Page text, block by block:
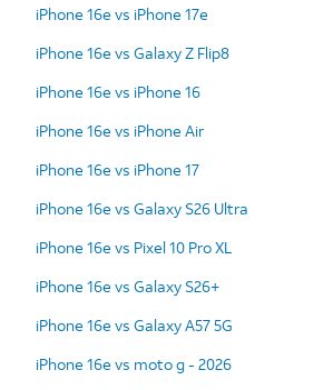
iPhone 16e vs iPhone 17e
iPhone 16e vs Galaxy Z Flip8
iPhone 16e vs iPhone 16
iPhone 16e vs iPhone Air
iPhone 16e vs iPhone 17
iPhone 16e vs Galaxy S26 Ultra
iPhone 16e vs Pixel 10 Pro XL
iPhone 16e vs Galaxy S26+
iPhone 16e vs Galaxy A57 5G
iPhone 16e vs moto g - 2026